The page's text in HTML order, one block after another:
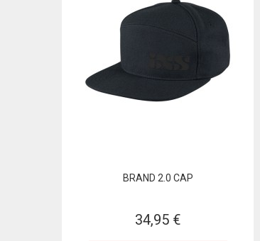
BRAND 2.0 CAP
34,95 €